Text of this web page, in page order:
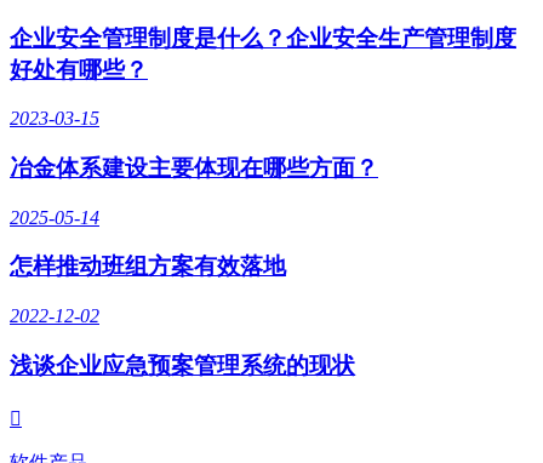
企业安全管理制度是什么？企业安全生产管理制度
好处有哪些？
2023-03-15
冶金体系建设主要体现在哪些方面？
2025-05-14
怎样推动班组方案有效落地
2022-12-02
浅谈企业应急预案管理系统的现状
